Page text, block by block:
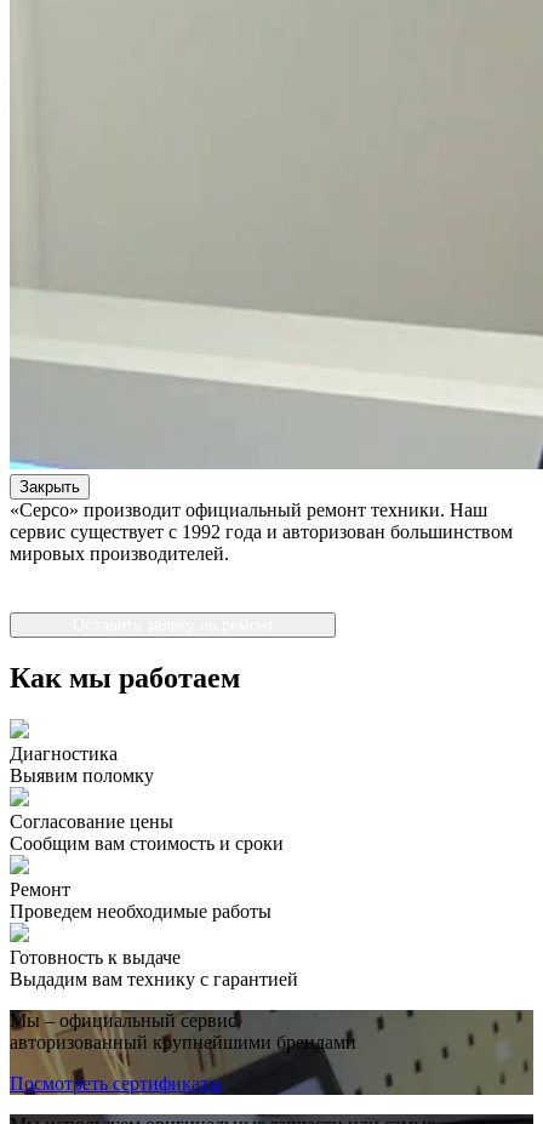
Закрыть
«Серсо» производит официальный ремонт техники. Наш
сервис существует с 1992 года и авторизован большинством
мировых производителей.
Как мы работаем
Диагностика
Выявим поломку
Согласование цены
Сообщим вам стоимость и сроки
Ремонт
Проведем необходимые работы
Готовность к выдаче
Выдадим вам технику с гарантией
Мы – официальный сервис,
авторизованный крупнейшими брендами
Посмотреть сертификаты